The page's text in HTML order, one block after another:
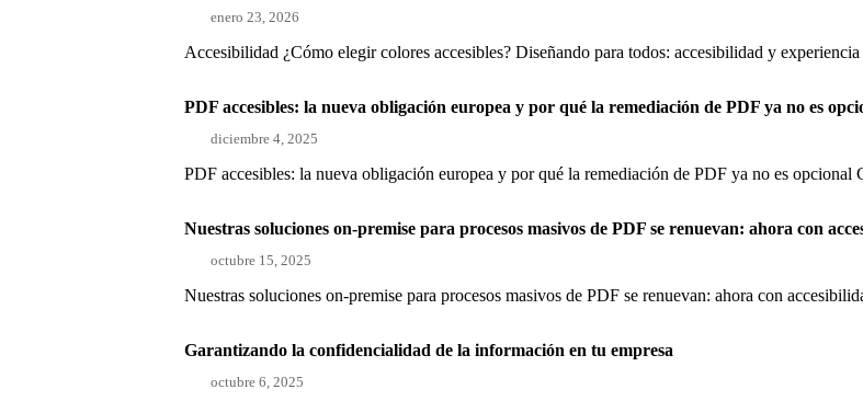
enero 23, 2026
Accesibilidad ¿Cómo elegir colores accesibles? Diseñando para todos: accesibilidad y
PDF accesibles: la nueva obligación europea y por qué la remediación de PDF ya no es
diciembre 4, 2025
PDF accesibles: la nueva obligación europea y por qué la remediación de PDF ya no es opcional
Nuestras soluciones on-premise para procesos masivos de PDF se renuevan: ahora con
octubre 15, 2025
Nuestras soluciones on-premise para procesos masivos de PDF se renuevan: ahora con
Garantizando la confidencialidad de la información en tu empresa
octubre 6, 2025